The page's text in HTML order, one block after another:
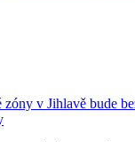
v Jihlavě bude